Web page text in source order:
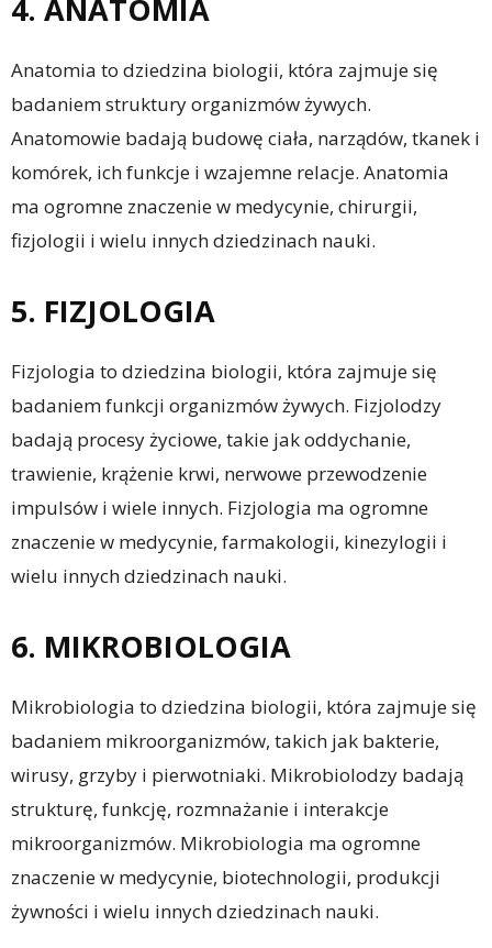
4. ANATOMIA
Anatomia to dziedzina biologii, która zajmuje się
badaniem struktury organizmów żywych.
Anatomowie badają budowę ciała, narządów, tkanek i
komórek, ich funkcje i wzajemne relacje. Anatomia
ma ogromne znaczenie w medycynie, chirurgii,
fizjologii i wielu innych dziedzinach nauki.
5. FIZJOLOGIA
Fizjologia to dziedzina biologii, która zajmuje się
badaniem funkcji organizmów żywych. Fizjolodzy
badają procesy życiowe, takie jak oddychanie,
trawienie, krążenie krwi, nerwowe przewodzenie
impulsów i wiele innych. Fizjologia ma ogromne
znaczenie w medycynie, farmakologii, kinezylogii i
wielu innych dziedzinach nauki.
6. MIKROBIOLOGIA
Mikrobiologia to dziedzina biologii, która zajmuje się
badaniem mikroorganizmów, takich jak bakterie,
wirusy, grzyby i pierwotniaki. Mikrobiolodzy badają
strukturę, funkcję, rozmnażanie i interakcje
mikroorganizmów. Mikrobiologia ma ogromne
znaczenie w medycynie, biotechnologii, produkcji
żywności i wielu innych dziedzinach nauki.